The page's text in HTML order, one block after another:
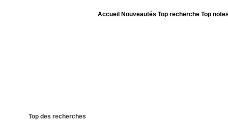
Accueil Nouveautés Top recherche Top
Top des recherches